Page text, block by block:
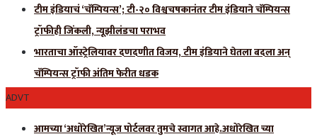
टीम इंडियाचं ‘चॅम्पियन्स’; टी-२० विश्वचषकानंतर टीम इंडियाने चॅम्पियन्स
ट्रॉफीही जिंकली, न्यूझीलंडचा पराभव
भारताचा ऑस्ट्रेलियावर दणदणीत विजय, टीम इंडियाने घेतला बदला अन्
चॅम्पियन्स ट्रॉफी अंतिम फेरीत धडक
ADVT
आमच्या ‘अधोरेखित’न्यूज पोर्टलवर तुमचे स्वागत आहे.अधोरेखित च्या